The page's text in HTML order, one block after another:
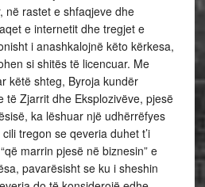
në rastet e shfaqjeve dhe
e internetit dhe tregjet e
i anashkalojnë këto kërkesa,
si shitës të licencuar. Me
këtë shteg, Byroja kundër
të Zjarrit dhe Eksplozivëve, pjesë
ka lëshuar një udhërrëfyes
tregon se qeveria duhet t’i
marrin pjesë në biznesin” e
pavarësisht se ku i sheshin